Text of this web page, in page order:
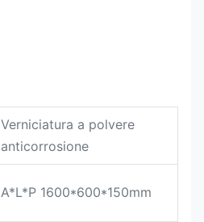
Verniciatura a polvere
anticorrosione
A*L*P 1600*600*150mm